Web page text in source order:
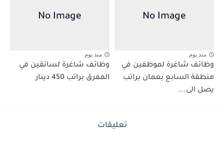
منذ يوم
وظائف شاغرة لموظفين في
منطقة السابع بعمان براتب
يصل الى...
منذ يوم
وظائف شاغرة لسائقين في
المفرق براتب 450 دينار
تعليقات